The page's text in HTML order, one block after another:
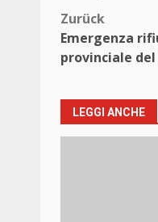
Zurück
Emergenza
provinciale
LEGGI ANCHE